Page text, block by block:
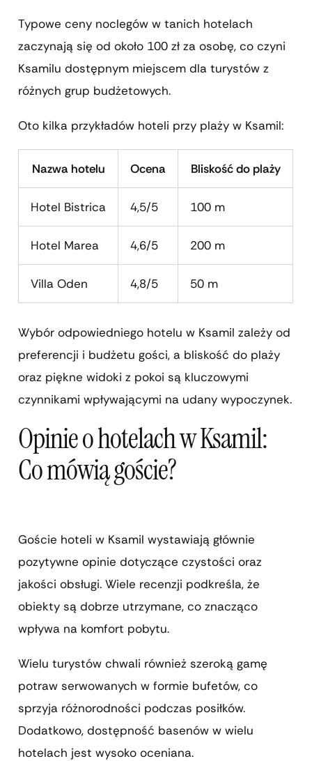
Typowe ceny noclegów w tanich hotelach
zaczynają się od około 100 zł za osobę, co czyni
Ksamilu dostępnym miejscem dla turystów z
różnych grup budżetowych.
Oto kilka przykładów hoteli przy plaży w Ksamil:
Nazwa hotelu Ocena Bliskość do plaży
Hotel Bistrica 4,5/5 100 m
Hotel Marea 4,6/5 200 m
Villa Oden 4,8/5 50 m
Wybór odpowiedniego hotelu w Ksamil zależy od
preferencji i budżetu gości, a bliskość do plaży
oraz piękne widoki z pokoi są kluczowymi
czynnikami wpływającymi na udany wypoczynek.
Opinie o hotelach w Ksamil:
Co mówią goście?
Goście hoteli w Ksamil wystawiają głównie
pozytywne opinie dotyczące czystości oraz
jakości obsługi. Wiele recenzji podkreśla, że
obiekty są dobrze utrzymane, co znacząco
wpływa na komfort pobytu.
Wielu turystów chwali również szeroką gamę
potraw serwowanych w formie bufetów, co
sprzyja różnorodności podczas posiłków.
Dodatkowo, dostępność basenów w wielu
hotelach jest wysoko oceniana.